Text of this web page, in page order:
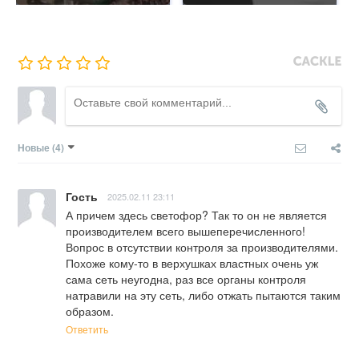
Новые (4)
Гость 2025.02.11 23:11
А причем здесь светофор? Так то он не является
производителем всего вышеперечисленного!
Вопрос в отсутствии контроля за производителями.
Похоже кому-то в верхушках властных очень уж
сама сеть неугодна, раз все органы контроля
натравили на эту сеть, либо отжать пытаются таким
образом.
Ответить